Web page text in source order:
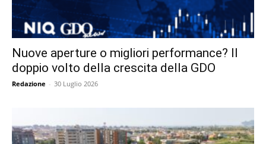
Nuove aperture o migliori performance? Il
doppio volto della crescita della GDO
Redazione - 30 Luglio 2026